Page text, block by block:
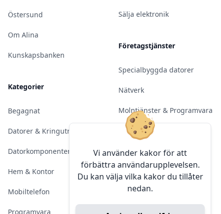
Vi använder kakor för att
förbättra användarupplevelsen.
Du kan välja vilka kakor du tillåter
nedan.
Östersund
Om Alina
Kunskapsbanken
Kategorier
Begagnat
Datorer & Kringutrustning
Datorkomponenter
Hem & Kontor
Mobiltelefon
Programvara
Sälja elektronik
Företagstjänster
Specialbyggda datorer
Nätverk
Molntjänster & Programvara
Server & Backup
Kameraövervakning
Konferens & Public Display
Sälja elektronik